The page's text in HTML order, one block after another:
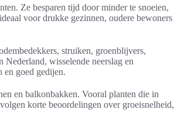
Ze besparen tijd door minder te snoeien,
voor drukke gezinnen, oudere bewoners
struiken, groenblijvers,
Nederland, wisselende neerslag en
en goed gedijen.
en balkonbakken. Vooral planten die in
korte beoordelingen over groeisnelheid,